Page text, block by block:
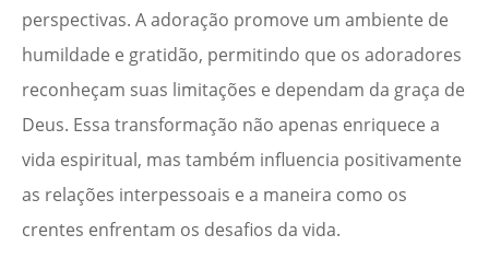
perspectivas. A adoração promove um ambiente de
humildade e gratidão, permitindo que os adoradores
reconheçam suas limitações e dependam da graça de
Deus. Essa transformação não apenas enriquece a
vida espiritual, mas também influencia positivamente
as relações interpessoais e a maneira como os
crentes enfrentam os desafios da vida.